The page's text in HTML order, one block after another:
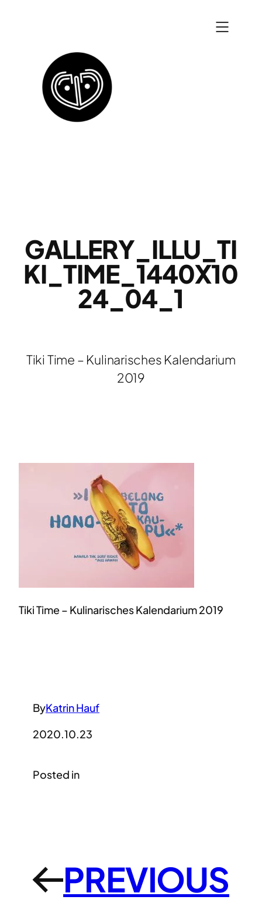
GALLERY_ILLU_TI
KI_TIME_1440X10
24_04_1
Tiki Time – Kulinarisches Kalendarium
2019
Tiki Time – Kulinarisches Kalendarium 2019
ByKatrin Hauf
2020.10.23
Posted in
←PREVIOUS